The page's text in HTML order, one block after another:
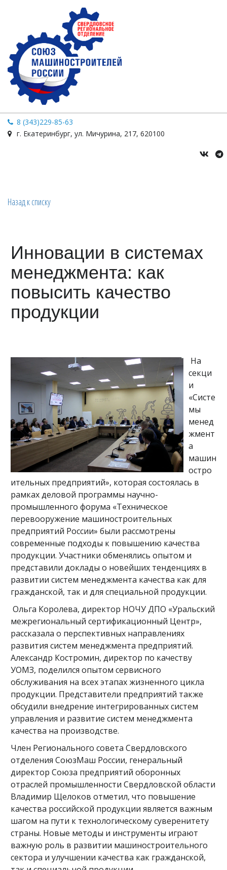
8 (343)229-85-63
г. Екатеринбург, ул. Мичурина, 217, 620100
Назад к списку
Инновации в системах
менеджмента: как
повысить качество
продукции
На
секци
и
«Систе
мы
менед
жмент
а
машин
остро
ительных предприятий», которая состоялась в
рамках деловой программы научно-
промышленного форума «Техническое
перевооружение машиностроительных
предприятий России» были рассмотрены
современные подходы к повышению качества
продукции. Участники обменялись опытом и
представили доклады о новейших тенденциях в
развитии систем менеджмента качества как для
гражданской, так и для специальной продукции.
Ольга Королева, директор НОЧУ ДПО «Уральский
межрегиональный сертификационный Центр»,
рассказала о перспективных направлениях
развития систем менеджмента предприятий.
Александр Костромин, директор по качеству
УОМЗ, поделился опытом сервисного
обслуживания на всех этапах жизненного цикла
продукции. Представители предприятий также
обсудили внедрение интегрированных систем
управления и развитие систем менеджмента
качества на производстве.
Член Регионального совета Свердловского
отделения СоюзМаш России, генеральный
директор Союза предприятий оборонных
отраслей промышленности Свердловской области
Владимир Щелоков отметил, что повышение
качества российской продукции является важным
шагом на пути к технологическому суверенитету
страны. Новые методы и инструменты играют
важную роль в развитии машиностроительного
сектора и улучшении качества как гражданской,